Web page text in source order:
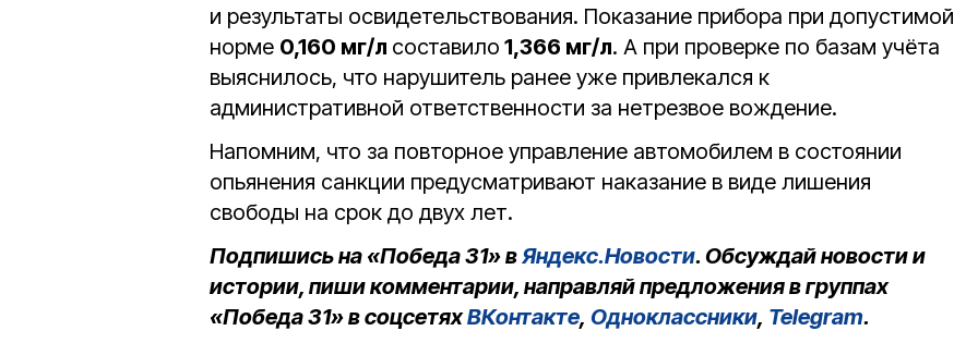
и результаты освидетельствования. Показание прибора при допустимой
норме 0,160 мг/л составило 1,366 мг/л. А при проверке по базам учёта
выяснилось, что нарушитель ранее уже привлекался к
административной ответственности за нетрезвое вождение.
Напомним, что за повторное управление автомобилем в состоянии
опьянения санкции предусматривают наказание в виде лишения
свободы на срок до двух лет.
Подпишись на «Победа 31» вЯндекс.Новости. Обсуждай новости и
истории, пиши комментарии, направляй предложения в группах
«Победа 31» в соцсетяхВКонтакте, Одноклассники, Telegram.